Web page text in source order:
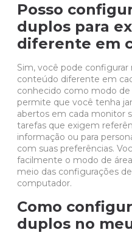
Posso
duplos para
diferente em
Sim, você pode
conteúdo diferente em
conhecido como modo de
permite que você tenha
abertos em cada monitor
tarefas que exigem
informação ou para
com suas preferências.
facilmente o modo de
meio das configurações
computador.
Como
duplos no